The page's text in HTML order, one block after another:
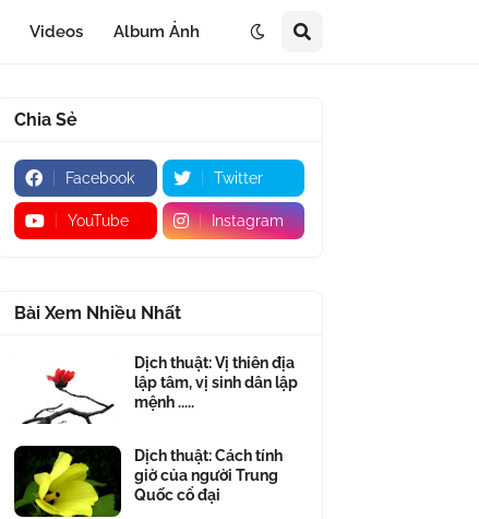
Videos Album Ảnh
Chia Sẻ
Facebook Twitter
YouTube Instagram
Bài Xem Nhiều Nhất
Dịch thuật: Vị thiên địa
lập tâm, vị sinh dân lập
mệnh .....
Dịch thuật: Cách tính
giờ của người Trung
Quốc cổ đại